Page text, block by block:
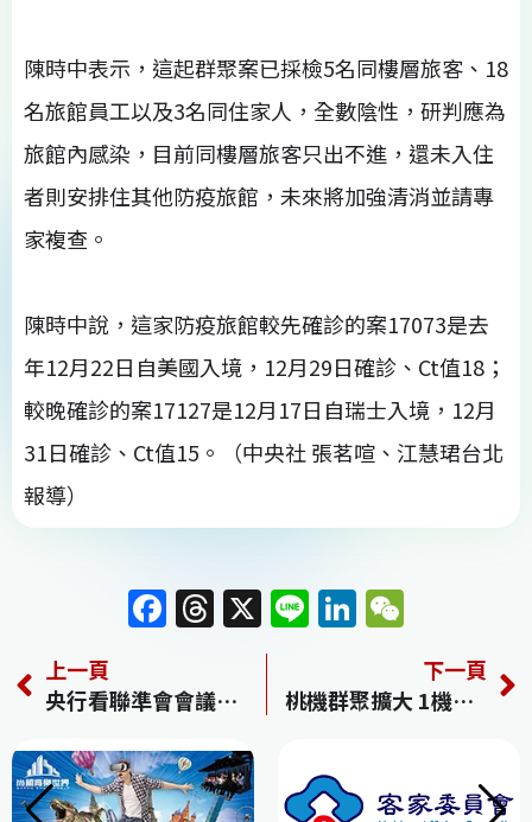
陳時中表示，這起群聚案已採檢5名同樓層旅客、18
名旅館員工以及3名同住家人，全數陰性，研判應為
旅館內感染，目前同樓層旅客只出不進，還未入住
者則安排住其他防疫旅館，未來將加強清消並請專
家複查。
陳時中說，這家防疫旅館較先確診的案17073是去
年12月22日自美國入境，12月29日確診、Ct值18；
較晚確診的案17127是12月17日自瑞士入境，12月
31日確診、Ct值15。（中央社 張茗喧、江慧珺台北
報導）
F
c
e
b
o
T
re
a
d
s
X Li
e
Li
k
e
n
e
C
h
上一頁
央行看聯準會會議紀錄 「提前縮表」比升息更可怕
下一頁
桃機群聚擴大 1機場女保全、3金嗓傳播鏈12確診